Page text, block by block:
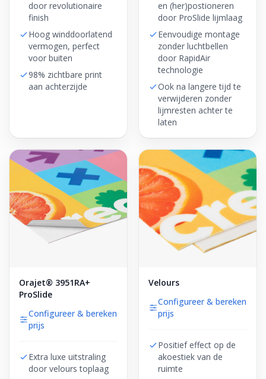
door revolutionaire
finish
Hoog winddoorlatend
vermogen, perfect
voor buiten
98% zichtbare print
aan achterzijde
en (her)postioneren
door ProSlide lijmlaag
Eenvoudige montage
zonder luchtbellen
door RapidAir
technologie
Ook na langere tijd te
verwijderen zonder
lijmresten achter te
laten
Orajet® 3951RA+
ProSlide
Configureer & bereken
prijs
Extra luxe uitstraling
door velours toplaag
Velours
Configureer & bereken
prijs
Positief effect op de
akoestiek van de
ruimte